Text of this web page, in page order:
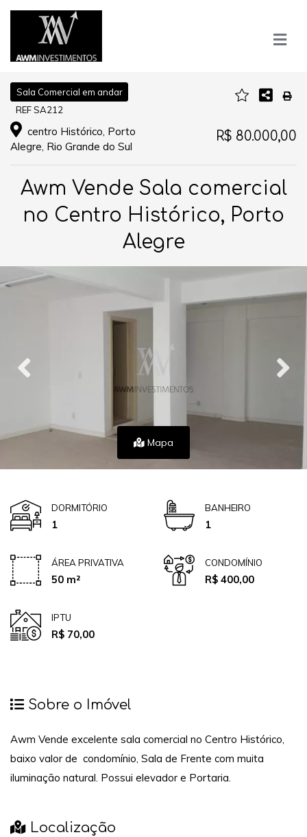
Sala Comercial em andar
REF SA212
centro Histórico, Porto
Alegre, Rio Grande do Sul
R$ 80.000,00
Awm Vende Sala comercial
no Centro Histórico, Porto
Alegre
Mapa
DORMITÓRIO
1
BANHEIRO
1
ÁREA PRIVATIVA
50 m²
CONDOMÍNIO
R$ 400,00
IPTU
R$ 70,00
Sobre o Imóvel
Awm Vende excelente sala comercial no Centro Histórico,
baixo valor de condomínio, Sala de Frente com muita
iluminação natural. Possui elevador e Portaria.
Localização